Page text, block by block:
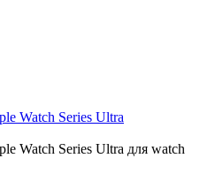
Watch Series Ultra
Watch Series Ultra для watch